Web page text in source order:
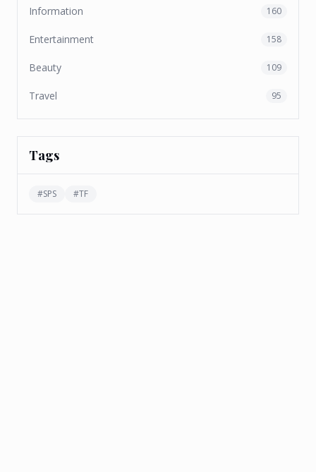
Information 160
Entertainment 158
Beauty 109
Travel 95
Tags
#SPS #TF